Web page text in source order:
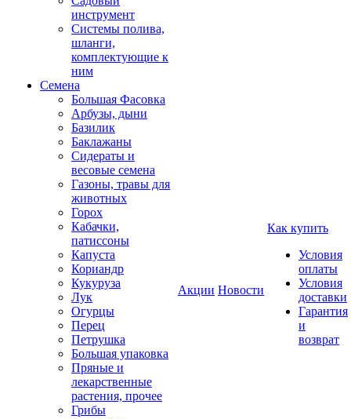
инструмент
Системы полива,
шланги,
комплектующие к
ним
Семена
Большая Фасовка
Арбузы, дыни
Базилик
Баклажаны
Сидераты и
весовые семена
Газоны, травы для
животных
Горох
Кабачки,
патиссоны
Капуста
Кориандр
Кукуруза
Лук
Огурцы
Перец
Петрушка
Большая упаковка
Пряные и
лекарственные
растения, прочее
Грибы
Акции Новости
Как купить
Условия
оплаты
Условия
доставки
Гарантия
и
возврат